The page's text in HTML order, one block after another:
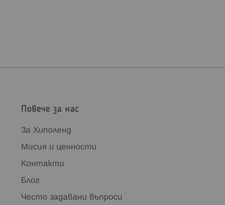
Повече за нас
За Хиполенд
Мисия и ценности
Контакти
Блог
Често задавани въпроси